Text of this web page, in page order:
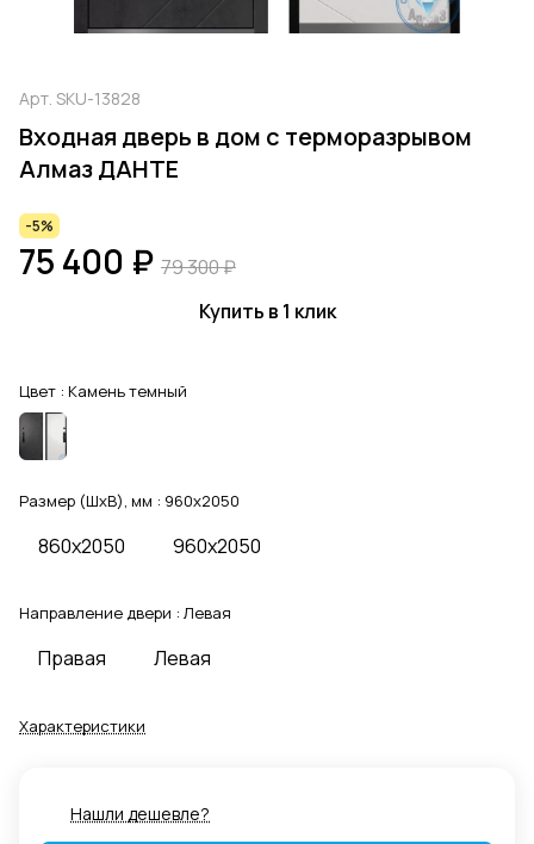
Арт. SKU-13828
Входная дверь в дом с терморазрывом
Алмаз ДАНТЕ
-5%
75 400 ₽ 79 300 ₽
Купить в 1 клик
Цвет : Камень темный
Размер (ШхВ), мм : 960x2050
860x2050 960x2050
Направление двери : Левая
Правая Левая
Характеристики
Нашли дешевле?